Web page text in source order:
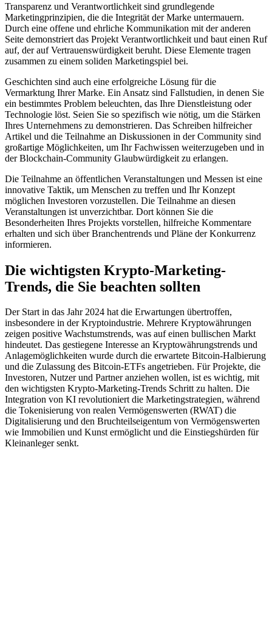
Transparenz und Verantwortlichkeit sind grundlegende
Marketingprinzipien, die die Integrität der Marke untermauern.
Durch eine offene und ehrliche Kommunikation mit der anderen
Seite demonstriert das Projekt Verantwortlichkeit und baut einen Ruf
auf, der auf Vertrauenswürdigkeit beruht. Diese Elemente tragen
zusammen zu einem soliden Marketingspiel bei.
Geschichten sind auch eine erfolgreiche Lösung für die
Vermarktung Ihrer Marke. Ein Ansatz sind Fallstudien, in denen Sie
ein bestimmtes Problem beleuchten, das Ihre Dienstleistung oder
Technologie löst. Seien Sie so spezifisch wie nötig, um die Stärken
Ihres Unternehmens zu demonstrieren. Das Schreiben hilfreicher
Artikel und die Teilnahme an Diskussionen in der Community sind
großartige Möglichkeiten, um Ihr Fachwissen weiterzugeben und in
der Blockchain-Community Glaubwürdigkeit zu erlangen.
Die Teilnahme an öffentlichen Veranstaltungen und Messen ist eine
innovative Taktik, um Menschen zu treffen und Ihr Konzept
möglichen Investoren vorzustellen. Die Teilnahme an diesen
Veranstaltungen ist unverzichtbar. Dort können Sie die
Besonderheiten Ihres Projekts vorstellen, hilfreiche Kommentare
erhalten und sich über Branchentrends und Pläne der Konkurrenz
informieren.
Die wichtigsten Krypto-Marketing-
Trends, die Sie beachten sollten
Der Start in das Jahr 2024 hat die Erwartungen übertroffen,
insbesondere in der Kryptoindustrie. Mehrere Kryptowährungen
zeigen positive Wachstumstrends, was auf einen bullischen Markt
hindeutet. Das gestiegene Interesse an Kryptowährungstrends und
Anlagemöglichkeiten wurde durch die erwartete Bitcoin-Halbierung
und die Zulassung des Bitcoin-ETFs angetrieben. Für Projekte, die
Investoren, Nutzer und Partner anziehen wollen, ist es wichtig, mit
den wichtigsten Krypto-Marketing-Trends Schritt zu halten. Die
Integration von KI revolutioniert die Marketingstrategien, während
die Tokenisierung von realen Vermögenswerten (RWAT) die
Digitalisierung und den Bruchteilseigentum von Vermögenswerten
wie Immobilien und Kunst ermöglicht und die Einstiegshürden für
Kleinanleger senkt.